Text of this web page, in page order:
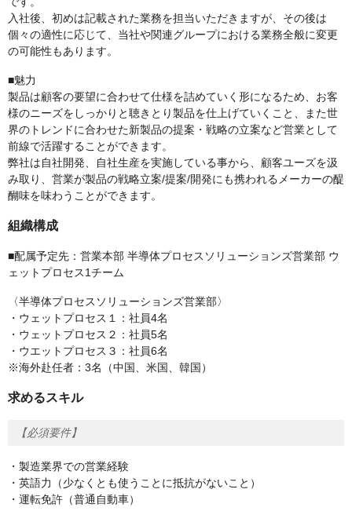
入社後、初めは記載された業務を担当いただきますが、その後は
個々の適性に応じて、当社や関連グループにおける業務全般に変更
の可能性もあります。
■魅力
製品は顧客の要望に合わせて仕様を詰めていく形になるため、お客
様のニーズをしっかりと聴きとり製品を仕上げていくこと、また世
界のトレンドに合わせた新製品の提案・戦略の立案など営業として
前線で活躍することができます。
弊社は自社開発、自社生産を実施している事から、顧客ユーズを汲
み取り、営業が製品の戦略立案/提案/開発にも携われるメーカーの醍
醐味を味わうことができます。
組織構成
■配属予定先：営業本部 半導体プロセスソリューションズ営業部 ウ
ェットプロセス1チーム
〈半導体プロセスソリューションズ営業部〉
・ウェットプロセス１：社員4名
・ウェットプロセス２：社員5名
・ウエットプロセス３：社員6名
※海外赴任者：3名（中国、米国、韓国）
求めるスキル
【必須要件】
・製造業界での営業経験
・英語力（少なくとも使うことに抵抗がないこと）
・運転免許（普通自動車）